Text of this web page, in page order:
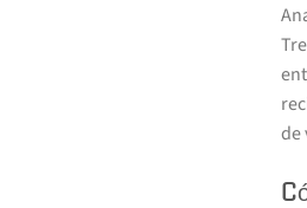
de